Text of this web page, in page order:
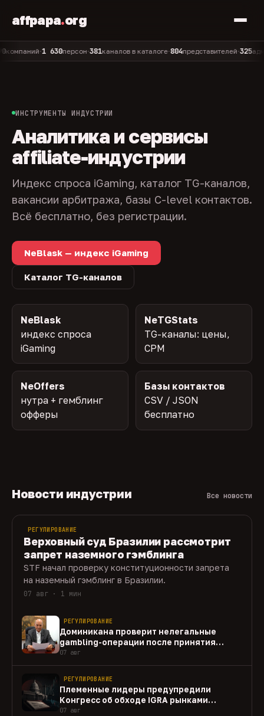
affpapa.org
•1 630персон•381каналов в каталоге•804представителей•325
ИНСТРУМЕНТЫ ИНДУСТРИИ
Аналитика и сервисы
affiliate-индустрии
Индекс спроса iGaming, каталог TG-каналов,
вакансии арбитража, базы C-level контактов.
Всё бесплатно, без регистрации.
NeBlask — индекс iGaming
Каталог TG-каналов
NeBlask
индекс спроса
iGaming
NeTGStats
TG-каналы: цены,
CPM
NeOffers
нутра + гемблинг
офферы
Базы контактов
CSV / JSON
бесплатно
Новости индустрии Все новости
РЕГУЛИРОВАНИЕ
Верховный суд Бразилии рассмотрит
запрет наземного гэмблинга
STF начал проверку конституционности запрета
на наземный гэмблинг в Бразилии.
07 авг · 1 мин
РЕГУЛИРОВАНИЕ
Доминикана проверит нелегальные
gambling-операции после принятия
закона
07 авг
РЕГУЛИРОВАНИЕ
Племенные лидеры предупредили
Конгресс об обходе IGRA рынками
прогнозов
07 авг